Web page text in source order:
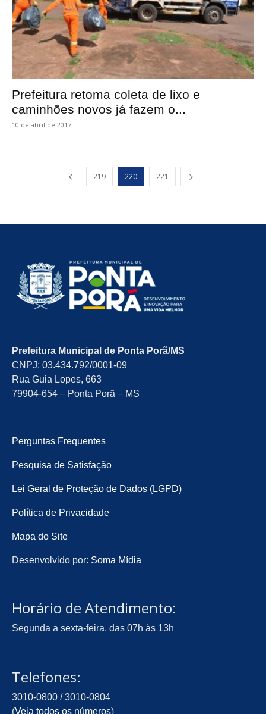
Prefeitura retoma coleta de lixo e
caminhões novos já fazem o...
10 de abril de 2017
219 220 221
Prefeitura Municipal de Ponta Porã/MS
CNPJ: 03.434.792/0001-09
Rua Guia Lopes, 663
79904-654 – Ponta Porã – MS
Perguntas Frequentes
Pesquisa de Satisfação
Lei Geral de Proteção de Dados (LGPD)
Política de Privacidade
Mapa do Site
Desenvolvido por: Soma Mídia
Horário de Atendimento:
Segunda a sexta-feira, das 07h às 13h
Telefones:
3010-0800 / 3010-0804
(Veja todos os números)